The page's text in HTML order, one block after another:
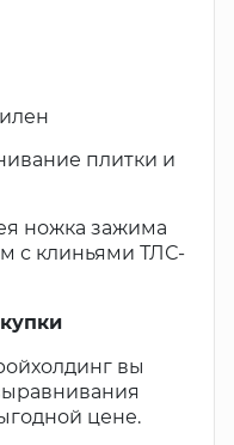
плитки и
ножка зажима
с клиньями ТЛС-
вы
цене.